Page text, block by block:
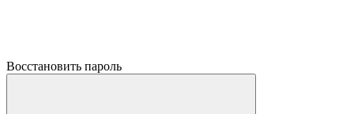
Восстановить пароль